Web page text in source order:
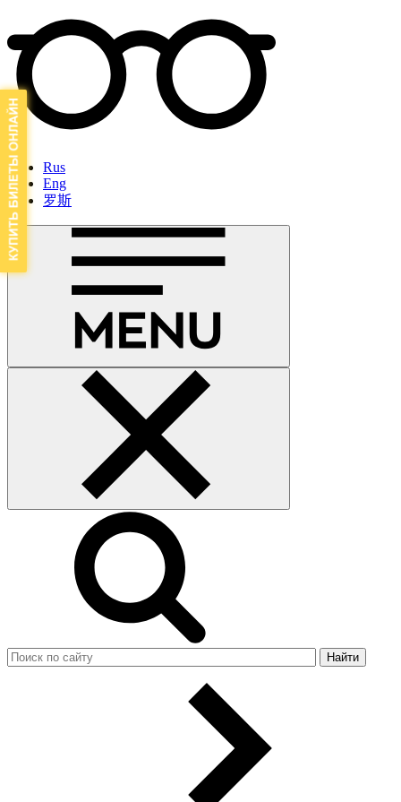
Rus
Eng
罗斯
Найти